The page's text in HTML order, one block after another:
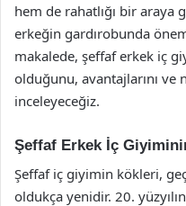
hem de rahatlığı bir
erkeğin gardırobunda
makalede, şeffaf erkek iç
olduğunu, avantajlarını ve
inceleyeceğiz.
Şeffaf Erkek İç
Şeffaf iç giyimin kökleri,
oldukça yenidir. 20.